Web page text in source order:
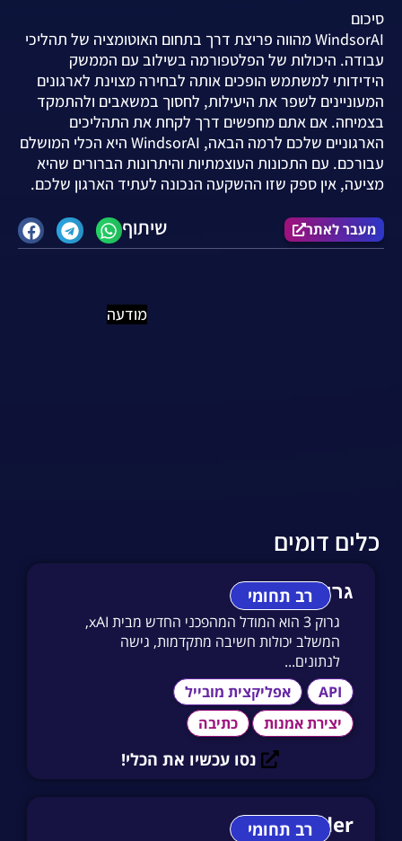
סיכום
WindsorAI מהווה פריצת דרך בתחום האוטומציה של תהליכי
עבודה. היכולות של הפלטפורמה בשילוב עם הממשק
הידידותי למשתמש הופכים אותה לבחירה מצוינת לארגונים
המעוניינים לשפר את היעילות, לחסוך במשאבים ולהתמקד
בצמיחה. אם אתם מחפשים דרך לקחת את התהליכים
הארגוניים שלכם לרמה הבאה, WindsorAI היא הכלי המושלם
עבורכם. עם התכונות העוצמתיות והיתרונות הברורים שהיא
מציעה, אין ספק שזו ההשקעה הנכונה לעתיד הארגון שלכם.
מעבר לאתר שיתוף
מודעה
כלים דומים
רב תחומיגרוק 3
גרוק 3 הוא המודל המהפכני החדש מבית xAI,
המשלב יכולות חשיבה מתקדמות, גישה
לנתונים...
API
אפליקצית מובייל
יצירת אמנות
כתיבה
נסו עכשיו את הכלי!
רב תחומיSider